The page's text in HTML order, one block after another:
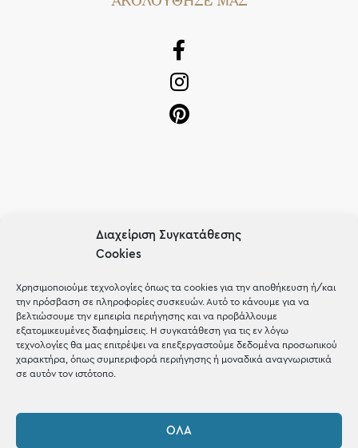
Διαχείριση Συγκατάθεσης
Cookies
Χρησιμοποιούμε τεχνολογίες όπως τα cookies για την αποθήκευση ή/και
την πρόσβαση σε πληροφορίες συσκευών. Αυτό το κάνουμε για να
βελτιώσουμε την εμπειρία περιήγησης και να προβάλλουμε
εξατομικευμένες διαφημίσεις. Η συγκατάθεση για τις εν λόγω
τεχνολογίες θα μας επιτρέψει να επεξεργαστούμε δεδομένα προσωπικού
χαρακτήρα, όπως συμπεριφορά περιήγησης ή μοναδικά αναγνωριστικά
σε αυτόν τον ιστότοπο.
ΌΛΑ
Μέχρι 30€
Blog
Shop the look
ΚΑΤΑΣΤΗΜΑ